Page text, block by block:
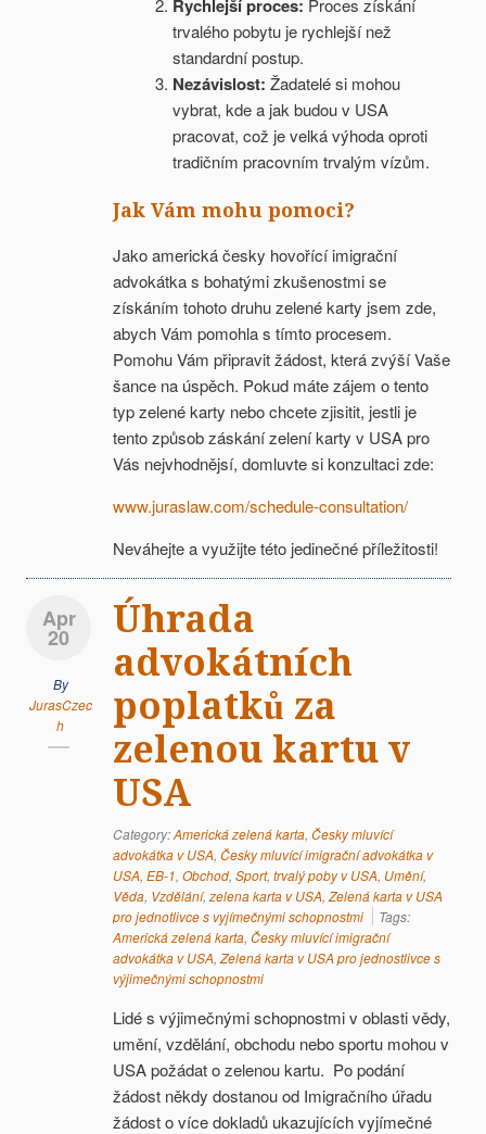
Rychlejší proces: Proces získání
trvalého pobytu je rychlejší než
standardní postup.
Nezávislost: Žadatelé si mohou
vybrat, kde a jak budou v USA
pracovat, což je velká výhoda oproti
tradičním pracovním trvalým vízům.
Jak Vám mohu pomoci?
Jako americká česky hovořící imigrační
advokátka s bohatými zkušenostmi se
získáním tohoto druhu zelené karty jsem zde,
abych Vám pomohla s tímto procesem.
Pomohu Vám připravit žádost, která zvýší Vaše
šance na úspěch. Pokud máte zájem o tento
typ zelené karty nebo chcete zjisitit, jestli je
tento způsob záskání zelení karty v USA pro
Vás nejvhodnějsí, domluvte si konzultaci zde:
www.juraslaw.com/schedule-consultation/
Neváhejte a využijte této jedinečné příležitosti!
Apr
20
By
JurasCzec
h
Úhrada
advokátních
poplatků za
zelenou kartu v
USA
Category:Americká zelená karta, Česky mluvící
advokátka v USA, Česky mluvící imigrační advokátka v
USA, EB-1, Obchod, Sport, trvalý poby v USA, Umění,
Věda, Vzdělání, zelena karta v USA, Zelená karta v USA
pro jednotlivce s vyjímečnými schopnostmi
Tags:
Americká zelená karta, Česky mluvící imigrační
advokátka v USA, Zelená karta v USA pro jednostlivce s
výjimečnými schopnostmi
Lidé s výjimečnými schopnostmi v oblasti vědy,
umění, vzdělání, obchodu nebo sportu mohou v
USA požádat o zelenou kartu. Po podání
žádost někdy dostanou od Imigračního úřadu
žádost o více dokladů ukazujících vyjímečné